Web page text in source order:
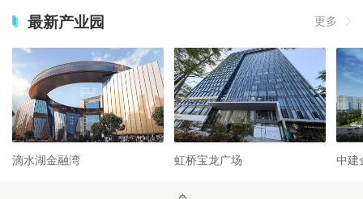
最新产业园 更多
滴水湖金融湾 虹桥宝龙广场 中建